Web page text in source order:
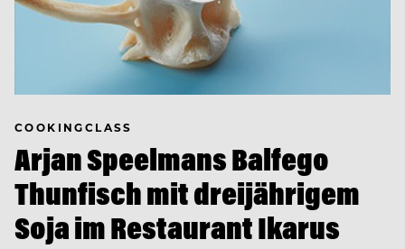
COOKINGCLASS
Arjan Speelmans Balfego
Thunfisch mit dreijährigem
Soja im Restaurant Ikarus